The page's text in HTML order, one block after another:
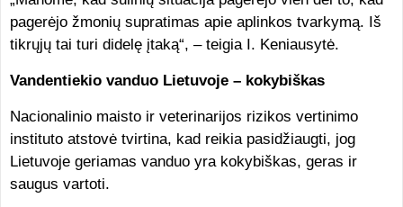
pagerėjo žmonių supratimas apie aplinkos tvarkymą. Iš
tikrųjų tai turi didelę įtaką“, – teigia I. Keniausytė.
Vandentiekio vanduo Lietuvoje – kokybiškas
Nacionalinio maisto ir veterinarijos rizikos vertinimo
instituto atstovė tvirtina, kad reikia pasidžiaugti, jog
Lietuvoje geriamas vanduo yra kokybiškas, geras ir
saugus vartoti.